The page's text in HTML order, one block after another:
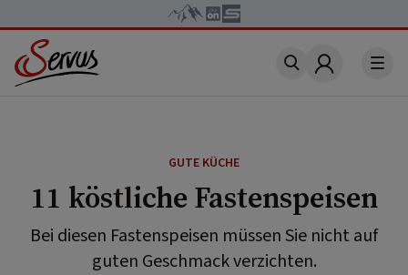
Account
GUTE KÜCHE
11 köstliche Fastenspeisen
Bei diesen Fastenspeisen müssen Sie nicht auf
guten Geschmack verzichten.